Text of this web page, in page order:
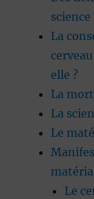
La
elle ?
La
La
Le
Le